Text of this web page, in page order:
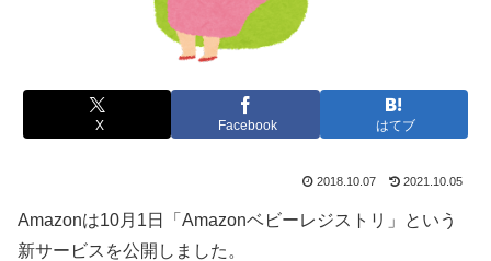
X Facebook はてブ
2018.10.07 2021.10.05
Amazonは10月1日「Amazonベビーレジストリ」という
新サービスを公開しました。